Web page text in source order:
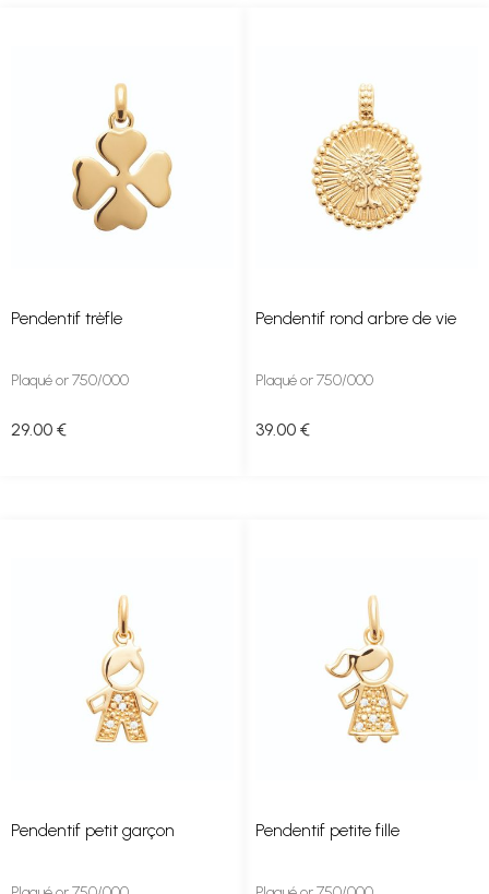
Pendentif trèfle
Plaqué or 750/000
29.00 €
Pendentif rond arbre de vie
Plaqué or 750/000
39.00 €
Pendentif petit garçon Pendentif petite fille